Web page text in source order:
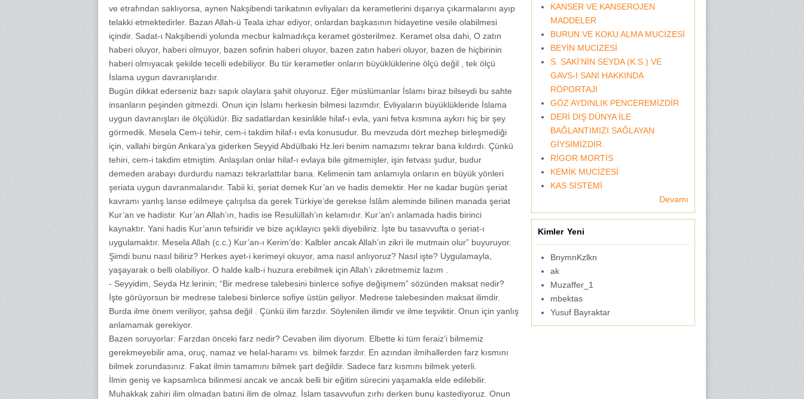
ve etrafından saklıyorsa, aynen Nakşibendi tarikatının evliyaları da kerametlerini dışarıya çıkarmalarını ayıp
telakki etmektedirler. Bazan Allah-ü Teala izhar ediyor, onlardan başkasının hidayetine vesile olabilmesi
içindir. Sadat-ı Nakşibendi yolunda mecbur kalmadıkça keramet gösterilmez. Keramet olsa dahi, O zatın
haberi oluyor, haberi olmuyor, bazen sofinin haberi oluyor, bazen zatın haberi oluyor, bazen de hiçbirinin
haberi olmıyacak şekilde tecelli edebiliyor. Bu tür kerametler onların büyüklüklerine ölçü değil , tek ölçü
İslama uygun davranışlarıdır.
Bugün dikkat ederseniz bazı sapık olaylara şahit oluyoruz. Eğer müslümanlar İslamı biraz bilseydi bu sahte
insanların peşinden gitmezdi. Onun için İslamı herkesin bilmesi lazımdır. Evliyaların büyüklükleride İslama
uygun davranışları ile ölçülüdür. Biz sadatlardan kesinlikle hilaf-ı evla, yani fetva kısmına aykırı hiç bir şey
görmedik. Mesela Cem-i tehir, cem-i takdim hilaf-ı evla konusudur. Bu mevzuda dört mezhep birleşmediği
için, vallahi birgün Ankara’ya giderken Seyyid Abdülbaki Hz.leri benim namazımı tekrar bana kıldırdı. Çünkü
tehiri, cem-i takdim etmiştim. Anlaşılan onlar hilaf-ı evlaya bile gitmemişler, işin fetvası şudur, budur
demeden arabayı durdurdu namazı tekrarlattılar bana. Kelimenin tam anlamıyla onların en büyük yönleri
şeriata uygun davranmalarıdır. Tabii ki, şeriat demek Kur’an ve hadis demektir. Her ne kadar bugün şeriat
kavramı yanlış lanse edilmeye çalışılsa da gerek Türkiye’de gerekse İslâm aleminde bilinen manada şeriat
Kur’an ve hadistir. Kur’an Allah’ın, hadis ise Resulüllah’ın kelamıdır. Kur’an'ı anlamada hadis birinci
kaynaktır. Yani hadis Kur’anın tefsiridir ve bize açıklayıcı şekli diyebiliriz. İşte bu tasavvufta o şeriat-ı
uygulamaktır. Mesela Allah (c.c.) Kur’an-ı Kerim’de: Kalbler ancak Allah’ın zikri ile mutmain olur” buyuruyor.
Şimdi bunu nasıl biliriz? Herkes ayet-i kerimeyi okuyor, ama nasıl anlıyoruz? Nasıl işte? Uygulamayla,
yaşayarak o belli olabiliyor. O halde kalb-i huzura erebilmek için Allah’ı zikretmemiz lazım .
- Seyyidim, Seyda Hz.lerinin; “Bir medrese talebesini binlerce sofiye değişmem” sözünden maksat nedir?
İşte görüyorsun bir medrese talebesi binlerce sofiye üstün geliyor. Medrese talebesinden maksat ilimdir.
Burda ilme önem veriliyor, şahsa değil . Çünkü ilim farzdır. Söylenilen ilimdir ve ilme teşviktir. Onun için yanlış
anlamamak gerekiyor.
Bazen soruyorlar: Farzdan önceki farz nedir? Cevaben ilim diyorum. Elbette ki tüm feraiz’i bilmemiz
gerekmeyebilir ama, oruç, namaz ve helal-haramı vs. bilmek farzdır. En azından ilmihallerden farz kısmını
bilmek zorundasınız. Fakat ilmin tamamını bilmek şart değildir. Sadece farz kısmını bilmek yeterli.
İlmin geniş ve kapsamlıca bilinmesi ancak ve ancak belli bir eğitim sürecini yaşamakla elde edilebilir.
Muhakkak zahiri ilim olmadan batıni ilim de olmaz. İslam tasavvufun zırhı derken bunu kastediyoruz. Onun
KANSER VE KANSEROJEN
MADDELER
BURUN VE KOKU ALMA MUCİZESİ
BEYİN MUCİZESİ
S. SAKİ'NİN SEYDA (K.S.) VE
GAVS-I SANİ HAKKINDA
RÖPORTAJI
GÖZ AYDINLIK PENCEREMİZDİR
DERİ DIŞ DÜNYA İLE
BAĞLANTIMIZI SAĞLAYAN
GİYSİMİZDİR.
RİGOR MORTİS
KEMİK MUCİZESİ
KAS SİSTEMİ
Devamı
Kimler Yeni
BnymnKzlkn
ak
Muzaffer_1
mbektas
Yusuf Bayraktar